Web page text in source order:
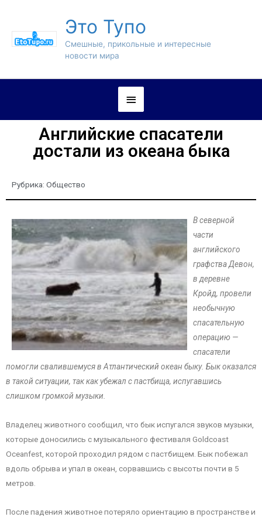
Это Тупо
Смешные, прикольные и интересные
новости мира
Английские спасатели
достали из океана быка
Рубрика: Общество
В северной
части
английского
графства Девон,
в деревне
Кройд, провели
необычную
спасательную
операцию —
спасатели
помогли свалившемуся в Атлантический океан быку. Бык оказался
в такой ситуации, так как убежал с пастбища, испугавшись
слишком громкой музыки.
Владелец животного сообщил, что бык испугался звуков музыки,
которые доносились с музыкального фестиваля Goldcoast
Oceanfest, которой проходил рядом с пастбищем. Бык побежал
вдоль обрыва и упал в океан, сорвавшись с высоты почти в 5
метров.
После падения животное потеряло ориентацию в пространстве и